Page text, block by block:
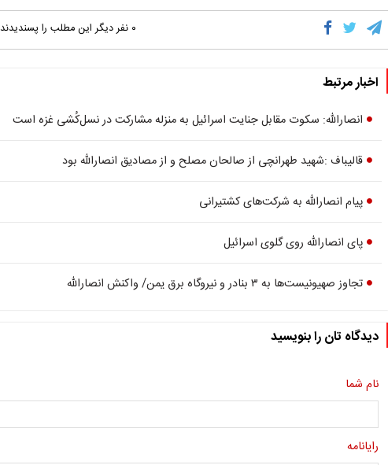
۰ نفر دیگر این مطلب را پسندیدند
اخبار مرتبط
انصارالله: سکوت مقابل جنایت اسرائیل به منزله مشارکت در نسل‌کُشی غزه است
قالیباف :شهید طهرانچی از صالحان مصلح و از مصادیق انصارالله بود
پیام انصارالله به شرکت‌های کشتیرانی
پای انصارالله روی گلوی اسرائیل
تجاوز صهیونیست‌ها به ۳ بنادر و نیروگاه برق یمن/ واکنش انصارالله
دیدگاه تان را بنویسید
نام شما
رایانامه